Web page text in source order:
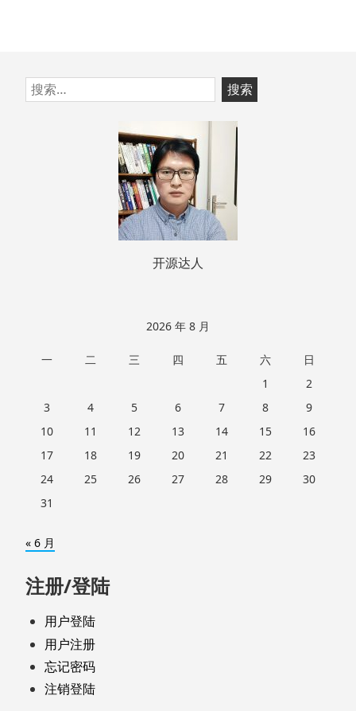
跳
至
搜
索：
开源达人
2026 年 8 月
一 二 三 四 五 六
日
1
2
3
4 5 6 7 8
9
10
11 12 13 14 15
16
17
18 19 20 21 22
23
24
25 26 27 28 29
30
31
« 6 月
注册/登陆
用户登陆
用户注册
忘记密码
注销登陆